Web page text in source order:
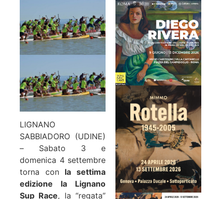
LIGNANO
SABBIADORO (UDINE)
– Sabato 3 e
domenica 4 settembre
torna con la settima
edizione la Lignano
Sup Race, la “regata”